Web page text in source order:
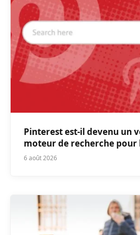
Pinterest est-il devenu un
moteur de recherche pour
6 août 2026